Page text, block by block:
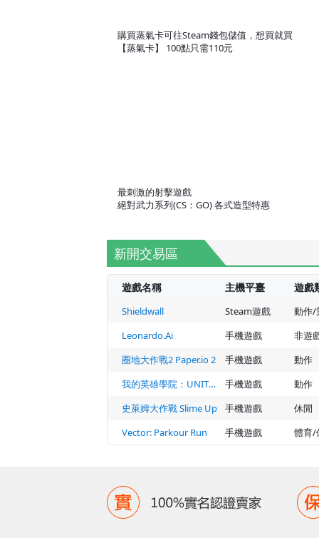
購買蒸氣卡可往Steam錢包儲值，想買就買
【蒸氣卡】 100點只需110元
最刺激的射擊遊戲
絕對武力系列(CS：GO) 各式造型特惠
新開交易區
遊戲名稱 主機平臺 遊戲
Shieldwall
Steam遊戲
Leonardo.Ai
手機遊戲
非遊
圈地大作戰2 Paper.io 2
手機遊戲
動作
我的英雄學院：UNITED SURVIVAL
手機遊戲
動作
史萊姆大作戰 Slime Up
手機遊戲
休閒
Vector: Parkour Run
手機遊戲 體育/